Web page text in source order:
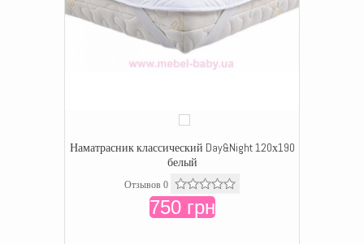
Наматрасник классический Day&Night 120х190
белый
Отзывов 0
750 грн